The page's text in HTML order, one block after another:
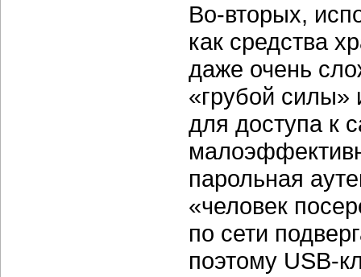
Во-вторых,
как средства
даже очень
«грубой силы»
для доступа к
парольная
«человек
по сети
поэтому USB-